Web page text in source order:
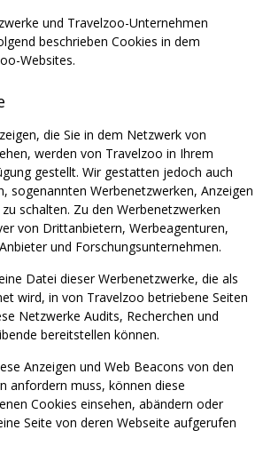
und Travelzoo-Unternehmen
beschrieben Cookies in dem
Websites.
die Sie in dem Netzwerk von
werden von Travelzoo in Ihrem
gestellt. Wir gestatten jedoch auch
sogenannten Werbenetzwerken, Anzeigen
schalten. Zu den Werbenetzwerken
von Drittanbietern, Werbeagenturen,
und Forschungsunternehmen.
Datei dieser Werbenetzwerke, die als
wird, in von Travelzoo betriebene Seiten
Netzwerke Audits, Recherchen und
bereitstellen können.
Anzeigen und Web Beacons von den
anfordern muss, können diese
Cookies einsehen, abändern oder
Seite von deren Webseite aufgerufen